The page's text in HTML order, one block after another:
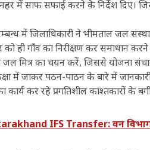
में साफ सफाई करने के निर्देश दिए।
में जिलाधिकारी ने भीमताल जल
ही गाँव का निरीक्षण कर समाधान
मित्र का चयन करें, जिससे योजना
में जाकर पठन-पाठन के बारे में
कर रहे प्रगतिशील काश्तकारों के
IFS Transfer: वन